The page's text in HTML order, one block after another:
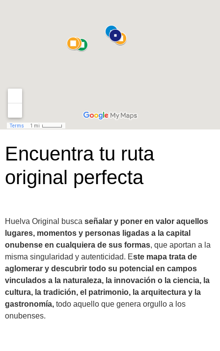
Encuentra tu ruta
original perfecta
Huelva Original busca señalar y poner en valor aquellos
lugares, momentos y personas ligadas a la capital
onubense en cualquiera de sus formas, que aportan a la
misma singularidad y autenticidad. Este mapa trata de
aglomerar y descubrir todo su potencial en campos
vinculados a la naturaleza, la innovación o la ciencia, la
cultura, la tradición, el patrimonio, la arquitectura y la
gastronomía, todo aquello que genera orgullo a los
onubenses.